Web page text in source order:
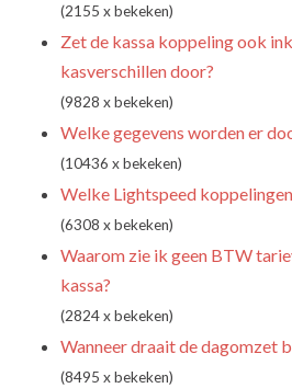
(2155 x bekeken)
Zet de kassa koppeling ook
kasverschillen door?
(9828 x bekeken)
Welke gegevens worden er
(10436 x bekeken)
Welke Lightspeed
(6308 x bekeken)
Waarom zie ik geen BTW
kassa?
(2824 x bekeken)
Wanneer draait de dagomzet
(8495 x bekeken)